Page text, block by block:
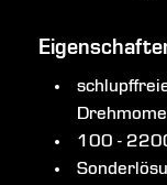
100 -